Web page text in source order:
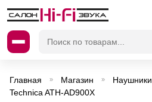
Главная » Магазин » Наушники
Technica ATH-AD900X